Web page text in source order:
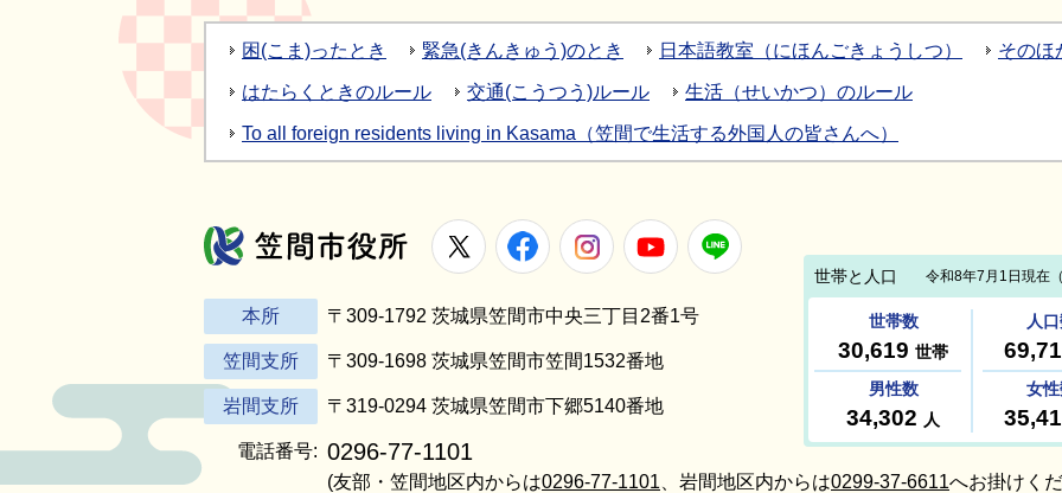
困(こま)ったとき 緊急(きんきゅう)のとき 日本語教室（にほんごきょうしつ） そのほ
はたらくときのルール 交通(こうつう)ルール 生活（せいかつ）のルール
To all foreign residents living in Kasama（笠間で生活する外国人の皆さんへ）
笠間市役所
X FacebookInstagramYoutube
本所 〒309-1792 茨城県笠間市中央三丁目2番1号
笠間支所 〒309-1698 茨城県笠間市笠間1532番地
岩間支所 〒319-0294 茨城県笠間市下郷5140番地
電話番号: 0296-77-1101
(友部・笠間地区内からは0296-77-1101 、岩間地区内からは0299-37-6611へお掛けく